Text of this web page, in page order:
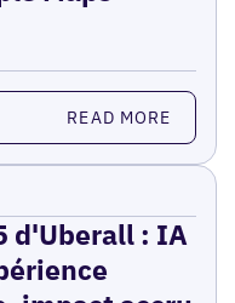
READ MORE
d'Uberall : IA